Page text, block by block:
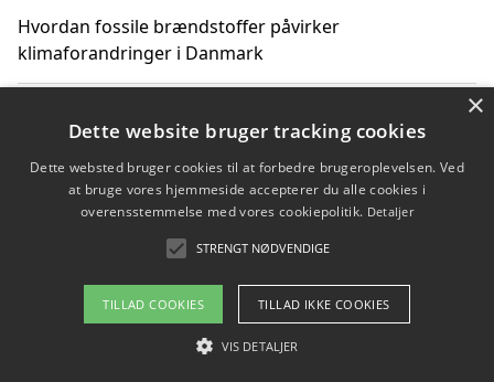
Hvordan fossile brændstoffer påvirker
klimaforandringer i Danmark
klimaændringer
Hvordan citater om fossile brændstoffer kan ændre
Copyright 2026 - Pilanto Aps
Om / kontakt
×
Dette website bruger tracking cookies
Dette websted bruger cookies til at forbedre brugeroplevelsen. Ved
at bruge vores hjemmeside accepterer du alle cookies i
overensstemmelse med vores cookiepolitik. Detaljer
STRENGT NØDVENDIGE
TILLAD COOKIES TILLAD IKKE COOKIES
VIS DETALJER